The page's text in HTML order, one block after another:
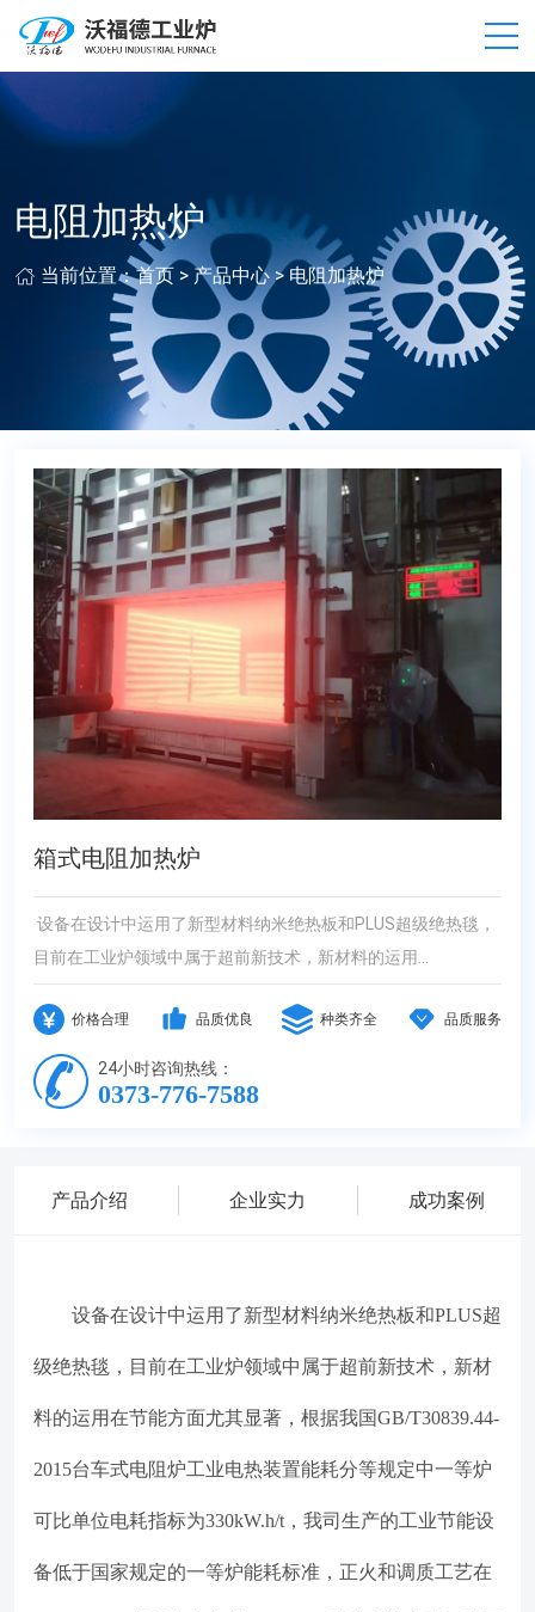
电阻加热炉
当前位置：首页 > 产品中心 >电阻加热炉
箱式电阻加热炉
设备在设计中运用了新型材料纳米绝热板和PLUS超级绝热毯，
目前在工业炉领域中属于超前新技术，新材料的运用...
价格合理 品质优良 种类齐全 品质服务
24小时咨询热线：
0373-776-7588
产品介绍 企业实力 成功案例
设备在设计中运用了新型材料纳米绝热板和PLUS超
级绝热毯，目前在工业炉领域中属于超前新技术，新材
料的运用在节能方面尤其显著，根据我国GB/T30839.44-
2015台车式电阻炉工业电热装置能耗分等规定中一等炉
可比单位电耗指标为330kW.h/t，我司生产的工业节能设
备低于国家规定的一等炉能耗标准，正火和调质工艺在